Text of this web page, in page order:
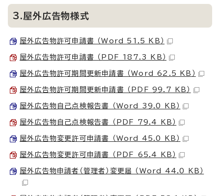
3.屋外広告物様式
屋外広告物許可申請書 （Word 51.5 KB）
屋外広告物許可申請書 （PDF 187.3 KB）
屋外広告物許可期間更新申請書 （Word 62.5 KB）
屋外広告物許可期間更新申請書 （PDF 99.7 KB）
屋外広告物自己点検報告書 （Word 39.0 KB）
屋外広告物自己点検報告書 （PDF 79.4 KB）
屋外広告物変更許可申請書 （Word 45.0 KB）
屋外広告物変更許可申請書 （PDF 65.4 KB）
屋外広告物申請者（管理者）変更届 （Word 44.0 KB）